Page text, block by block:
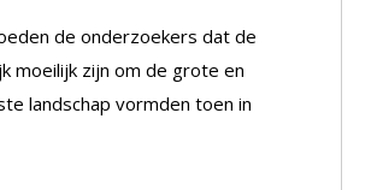
de onderzoekers dat de
moeilijk zijn om de grote en
landschap vormden toen in